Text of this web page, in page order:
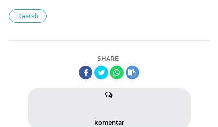
Daerah
SHARE
komentar